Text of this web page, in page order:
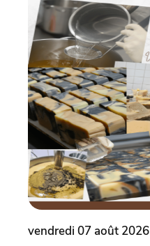
vendredi 07 août 2026